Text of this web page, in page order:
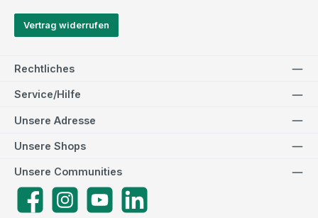
Vertrag widerrufen
Rechtliches
Service/Hilfe
Unsere Adresse
Unsere Communities
FacebookInstagramYouTube
Unsere Shops